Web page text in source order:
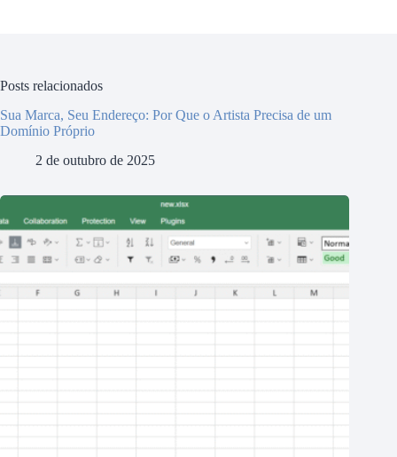
Posts relacionados
Sua Marca, Seu Endereço: Por Que o Artista Precisa de um
Domínio Próprio
2 de outubro de 2025